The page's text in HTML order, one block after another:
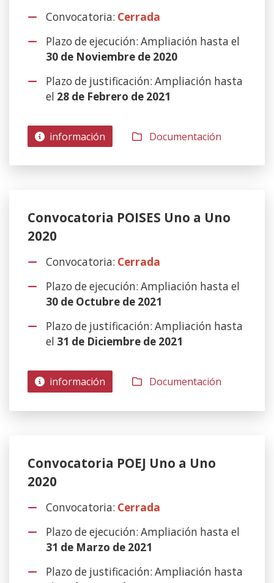
Convocatoria: Cerrada
Plazo de ejecución: Ampliación hasta el
30 de Noviembre de 2020
Plazo de justificación: Ampliación hasta
el 28 de Febrero de 2021
información Documentación
Convocatoria POISES Uno a Uno
2020
Convocatoria: Cerrada
Plazo de ejecución: Ampliación hasta el
30 de Octubre de 2021
Plazo de justificación: Ampliación hasta
el 31 de Diciembre de 2021
información Documentación
Convocatoria POEJ Uno a Uno
2020
Convocatoria: Cerrada
Plazo de ejecución: Ampliación hasta el
31 de Marzo de 2021
Plazo de justificación: Ampliación hasta